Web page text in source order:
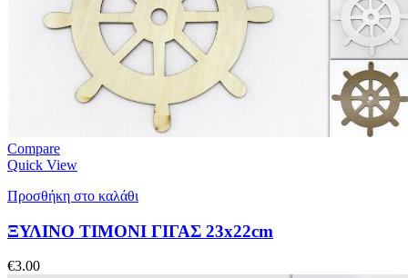
Compare
Quick View
Προσθήκη στο καλάθι
ΞΥΛΙΝΟ ΤΙΜΟΝΙ ΓΙΓΑΣ 23x22cm
€3.00